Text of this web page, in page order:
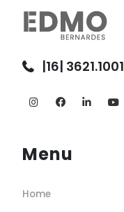
|16| 3621.1001
Menu
Home